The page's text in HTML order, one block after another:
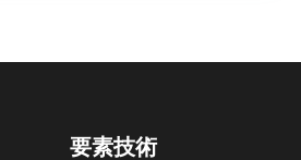
要素技術